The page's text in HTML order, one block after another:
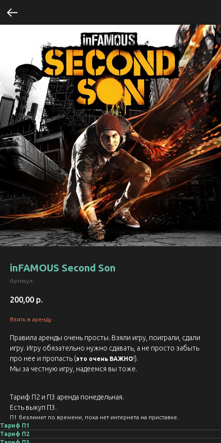
inFAMOUS Second Son
Артикул:
200,00 р.
Взять в аренду
Правила аренды очень просты. Взяли игру, поиграли, сдали
игру. Игру обязательно нужно сдавать, а не просто забыть
про нее и пропасть (это очень ВАЖНО!).
Мы за честную игру, надеемся вы тоже.
Тариф П2 и П3 аренда понедельная.
Есть выкуп П3.
П1 безлимит по времени, пока нет интернета на приставке.
Тариф П1
Тариф П2